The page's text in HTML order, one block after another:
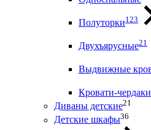
Полуторки123
Двухъярусные21
Выдвижные
Кровати-чердаки
Диваны детские21
Детские шкафы36